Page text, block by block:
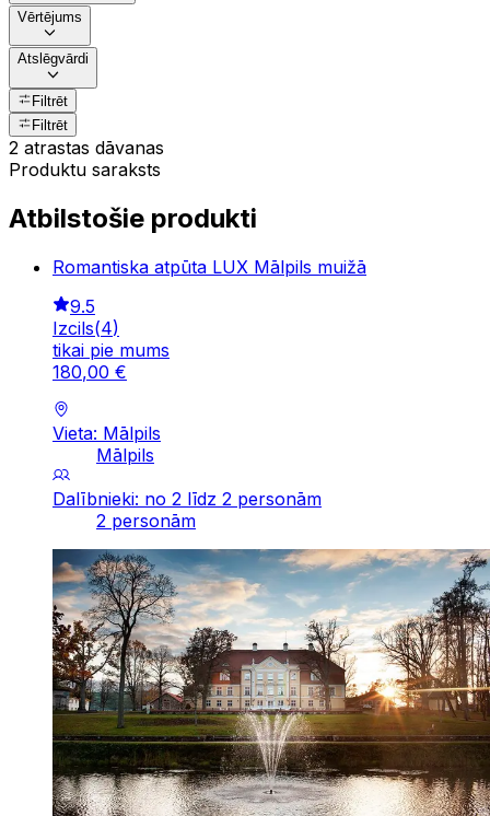
Vērtējums
Atslēgvārdi
Filtrēt
Filtrēt
2 atrastas dāvanas
Produktu saraksts
Atbilstošie produkti
Romantiska atpūta LUX Mālpils muižā
9.5
Izcils(4)
tikai pie mums
180,00 €
Vieta: Mālpils
Mālpils
Dalībnieki: no 2 līdz 2 personām
2 personām